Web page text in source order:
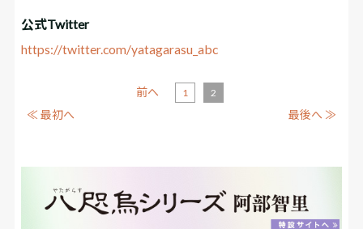
公式Twitter
https://twitter.com/yatagarasu_abc
≪ 最初へ
前へ 1 2
最後へ ≫